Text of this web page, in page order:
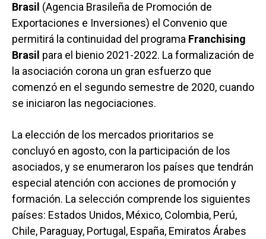
Brasil (Agencia Brasileña de Promoción de
Exportaciones e Inversiones) el Convenio que
permitirá la continuidad del programa Franchising
Brasil para el bienio 2021-2022. La formalización de
la asociación corona un gran esfuerzo que
comenzó en el segundo semestre de 2020, cuando
se iniciaron las negociaciones.
La elección de los mercados prioritarios se
concluyó en agosto, con la participación de los
asociados, y se enumeraron los países que tendrán
especial atención con acciones de promoción y
formación. La selección comprende los siguientes
países: Estados Unidos, México, Colombia, Perú,
Chile, Paraguay, Portugal, España, Emiratos Árabes